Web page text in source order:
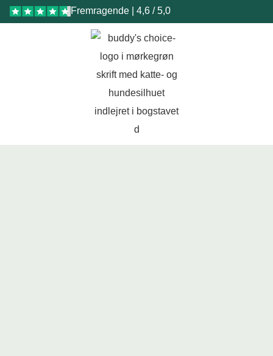
Fremragende | 4,6 / 5,0